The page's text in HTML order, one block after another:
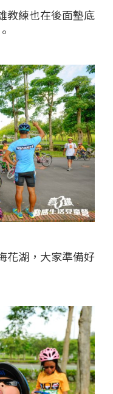
教練也在後面墊底
花湖，大家準備好